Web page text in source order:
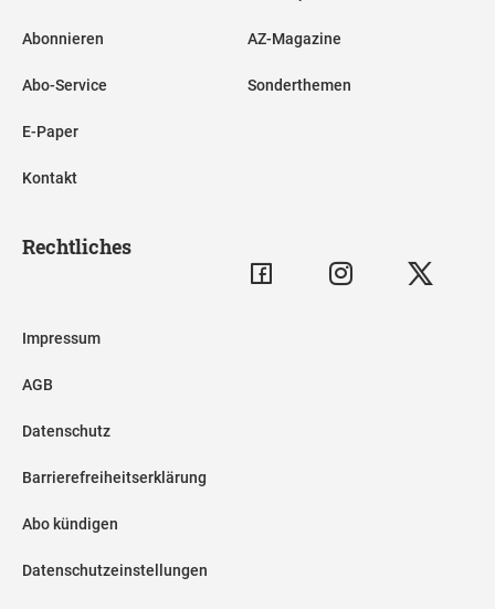
Abonnieren
Abo-Service
E-Paper
Kontakt
AZ-Magazine
Sonderthemen
Rechtliches
Impressum
AGB
Datenschutz
Barrierefreiheitserklärung
Abo kündigen
Datenschutzeinstellungen